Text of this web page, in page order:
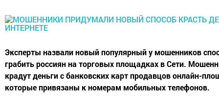
Эксперты назвали новый популярный у мошенников
грабить россиян на торговых площадках в Сети.
крадут деньги с банковских карт продавцов онлайн-
которые привязаны к номерам мобильных телефонов.